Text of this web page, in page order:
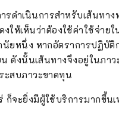
ดำเนินการสำหรับเส้นทา
ให้เห็นว่าต้องใช้ค่าใช้จ่าย
นัยหนึ่ง หากอัตราการปฏิบัติ
น ดังนั้นเส้นทางจึงอยู่ในภ
ะสบภาวะขาดทุน
ก็จะยิ่งมีผู้ใช้บริการมากขึ้